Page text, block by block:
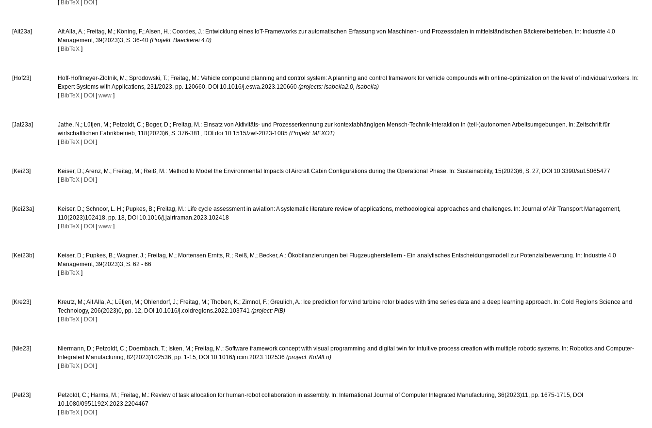
[ BibTeX DOI ]
[Ait23a]
Ait Alla, A.; Freitag, M.; Köning, F.; Alsen, H.; Coordes, J.: Entwicklung eines IoT-Frameworks zur automatischen Erfassung von Maschinen- und Prozessdaten in mittelständischen Bäckereibetrieben. In: Industrie 4.0
Management, 39(2023)3, S. 36-40(Projekt: Baeckerei 4.0)
[ BibTeX ]
[Hof23]
Hoff-Hoffmeyer-Zlotnik, M.; Sprodowski, T.; Freitag, M.: Vehicle compound planning and control system: A planning and control framework for vehicle compounds with online-optimization on the level of individual workers. In:
Expert Systems with Applications, 231/2023, pp. 120660, DOI 10.1016/j.eswa.2023.120660(projects: Isabella2.0, Isabella)
[ BibTeX DOI |www ]
[Jat23a]
Jathe, N.; Lütjen, M.; Petzoldt, C.; Boger, D.; Freitag, M.: Einsatz von Aktivitäts- und Prozesserkennung zur kontextabhängigen Mensch-Technik-Interaktion in (teil-)autonomen Arbeitsumgebungen. In: Zeitschrift für
wirtschaftlichen Fabrikbetrieb, 118(2023)6, S. 376-381, DOI doi:10.1515/zwf-2023-1085(Projekt: MEXOT)
[ BibTeX DOI ]
[Kei23]
Keiser, D.; Arenz, M.; Freitag, M.; Reiß, M.: Method to Model the Environmental Impacts of Aircraft Cabin Configurations during the Operational Phase. In: Sustainability, 15(2023)6, S. 27, DOI 10.3390/su15065477
[ BibTeX DOI ]
[Kei23a]
Keiser, D.; Schnoor, L. H.; Pupkes, B.; Freitag, M.: Life cycle assessment in aviation: A systematic literature review of applications, methodological approaches and challenges. In: Journal of Air Transport Management,
110(2023)102418, pp. 18, DOI 10.1016/j.jairtraman.2023.102418
[ BibTeX DOI |www ]
[Kei23b]
Keiser, D.; Pupkes, B.; Wagner, J.; Freitag, M.; Mortensen Ernits, R.; Reiß, M.; Becker, A.: Ökobilanzierungen bei Flugzeugherstellern - Ein analytisches Entscheidungsmodell zur Potenzialbewertung. In: Industrie 4.0
Management, 39(2023)3, S. 62 - 66
[ BibTeX ]
[Kre23]
Kreutz, M.; Ait Alla, A.; Lütjen, M.; Ohlendorf, J.; Freitag, M.; Thoben, K.; Zimnol, F.; Greulich, A.: Ice prediction for wind turbine rotor blades with time series data and a deep learning approach. In: Cold Regions Science and
Technology, 206(2023)0, pp. 12, DOI 10.1016/j.coldregions.2022.103741(project: PiB)
[ BibTeX DOI ]
[Nie23]
Niermann, D.; Petzoldt, C.; Doernbach, T.; Isken, M.; Freitag, M.: Software framework concept with visual programming and digital twin for intuitive process creation with multiple robotic systems. In: Robotics and Computer-
Integrated Manufacturing, 82(2023)102536, pp. 1-15, DOI 10.1016/j.rcim.2023.102536(project: KoMILo)
[ BibTeX DOI ]
[Pet23]
Petzoldt, C.; Harms, M.; Freitag, M.: Review of task allocation for human-robot collaboration in assembly. In: International Journal of Computer Integrated Manufacturing, 36(2023)11, pp. 1675-1715, DOI
10.1080/0951192X.2023.2204467
[ BibTeX DOI ]